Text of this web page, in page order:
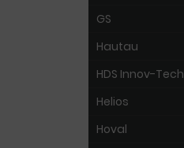
GS
Hautau
HDS Innov-Tech
Helios
Hoval